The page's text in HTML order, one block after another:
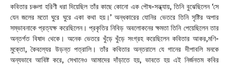
কবিতার চঞ্চলা হরিণী ধরা দিয়েছিল তাঁর কাছে কোনো এক পৌষ-সন্ধ্যায়, তিনি বুঝেছিলেন ‘সে
যেন জলের মতো ঘুরে ঘুরে একা কথা হয়।’ অন্ধকারের যোনির ভেতরে তিনি সৃষ্টির অপার
সম্ভাবনাকে প্রত্যক্ষ করেছিলেন। প্রকৃতির নিবিড় অবলোকনের ক্ষমতা তিনি পেয়েছিলেন তার
অন্তর্গত বিষাদ থেকে। অনেক ভেতরে খুঁড়ে খুঁড়ে সংগ্রহ করেছিলেন কবিতার আকর,মণি-
মুক্তো, কৈবল্যের উড়ন্ত পত্রালি। তাঁর কবিতার অন্তরালে যে গানের দীপাবলি মনকে
অন্যভাবে আবিষ্ট করে, সেখানেও আমাদের দাঁড়াতে হয়, ভাবতে হয় এই নির্জনতম কবির